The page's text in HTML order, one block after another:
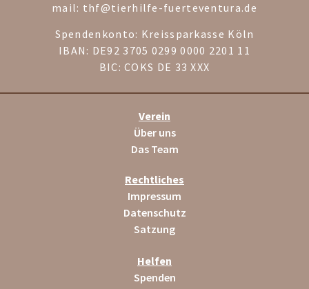
mail: thf@tierhilfe-fuerteventura.de
Spendenkonto: Kreissparkasse Köln
IBAN: DE92 3705 0299 0000 2201 11
BIC: COKS DE 33 XXX
Verein
Über uns
Das Team
Rechtliches
Impressum
Datenschutz
Satzung
Helfen
Spenden